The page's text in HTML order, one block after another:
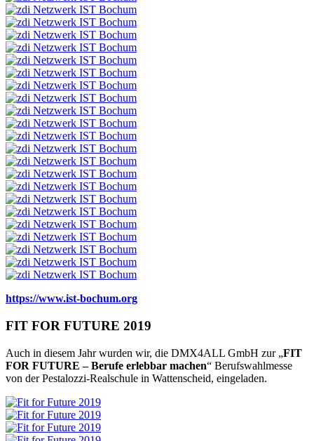
https://www.ist-bochum.org
FIT FOR FUTURE 2019
Auch in diesem Jahr wurden wir, die DMX4ALL GmbH zur „FIT
FOR FUTURE – Berufe erlebbar machen“ Berufswahlmesse
von der Pestalozzi-Realschule in Wattenscheid, eingeladen.